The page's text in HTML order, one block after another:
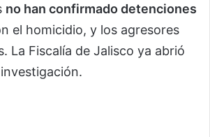
no han confirmado detenciones
el homicidio, y los agresores
La Fiscalía de Jalisco ya abrió